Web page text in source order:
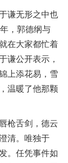
谦无形之中也
，郭德纲与
在大家都忙着
谦公开表示，
上添花易，雪
温暖了他那颗
枪舌剑，德云
清。唯独于
。任凭事件如